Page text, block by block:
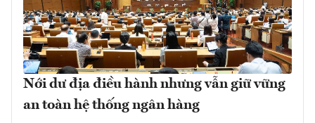
Nới dư địa điều hành nhưng vẫn giữ vững
an toàn hệ thống ngân hàng